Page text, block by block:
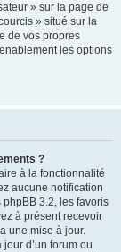
» sur la page de
» situé sur la
de vos propres
les options
?
à la fonctionnalité
aucune notification
phpBB 3.2, les favoris
à présent recevoir
une mise à jour.
d’un forum ou